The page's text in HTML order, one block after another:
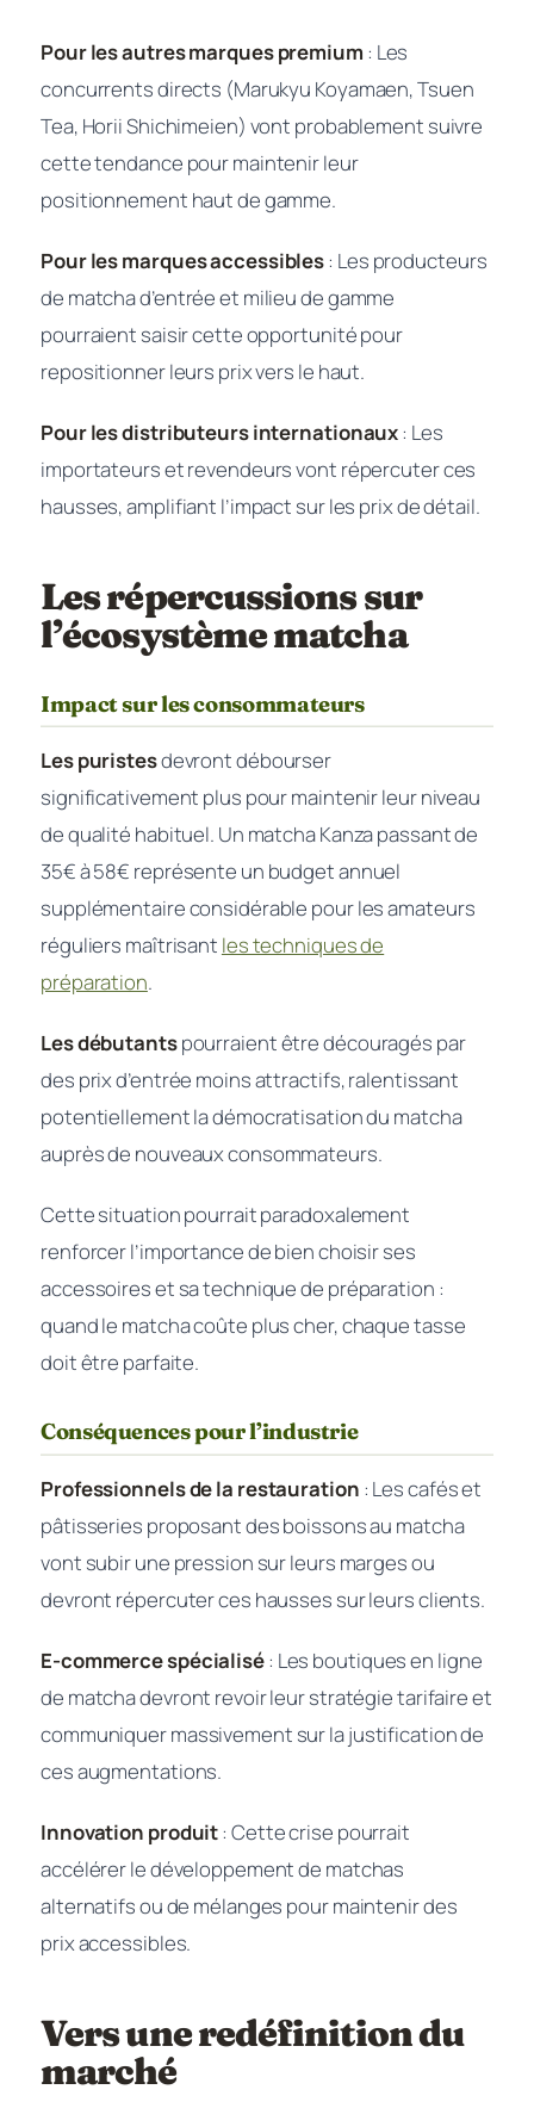
Pour les autres marques premium : Les
concurrents directs (Marukyu Koyamaen, Tsuen
Tea, Horii Shichimeien) vont probablement suivre
cette tendance pour maintenir leur
positionnement haut de gamme.
Pour les marques accessibles: Les producteurs
de matcha d’entrée et milieu de gamme
pourraient saisir cette opportunité pour
repositionner leurs prix vers le haut.
Pour les distributeurs internationaux: Les
importateurs et revendeurs vont répercuter ces
hausses, amplifiant l’impact sur les prix de détail.
Les répercussions sur
l’écosystème matcha
Impact sur les consommateurs
Les puristesdevront débourser
significativement plus pour maintenir leur niveau
de qualité habituel. Un matcha Kanza passant de
35€ à 58€ représente un budget annuel
supplémentaire considérable pour les amateurs
réguliers maîtrisant les techniques de
préparation.
Les débutantspourraient être découragés par
des prix d’entrée moins attractifs, ralentissant
potentiellement la démocratisation du matcha
auprès de nouveaux consommateurs.
Cette situation pourrait paradoxalement
renforcer l’importance de bien choisir ses
accessoires et sa technique de préparation :
quand le matcha coûte plus cher, chaque tasse
doit être parfaite.
Conséquences pour l’industrie
Professionnels de la restauration : Les cafés et
pâtisseries proposant des boissons au matcha
vont subir une pression sur leurs marges ou
devront répercuter ces hausses sur leurs clients.
E-commerce spécialisé: Les boutiques en ligne
de matcha devront revoir leur stratégie tarifaire et
communiquer massivement sur la justification de
ces augmentations.
Innovation produit: Cette crise pourrait
accélérer le développement de matchas
alternatifs ou de mélanges pour maintenir des
prix accessibles.
Vers une redéfinition du
marché